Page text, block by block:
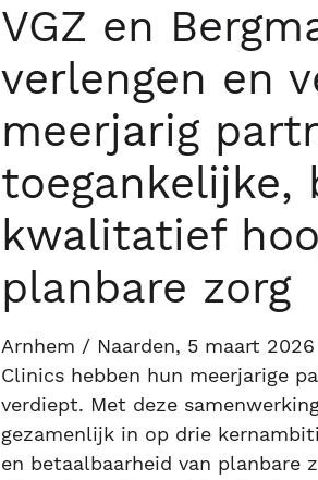
VGZ en
verlengen en
meerjarig
toegankelijke,
kwalitatief
planbare zorg
Arnhem / Naarden, 5 maart
Clinics hebben hun meerjarige
verdiept. Met deze
gezamenlijk in op drie
en betaalbaarheid van planbare